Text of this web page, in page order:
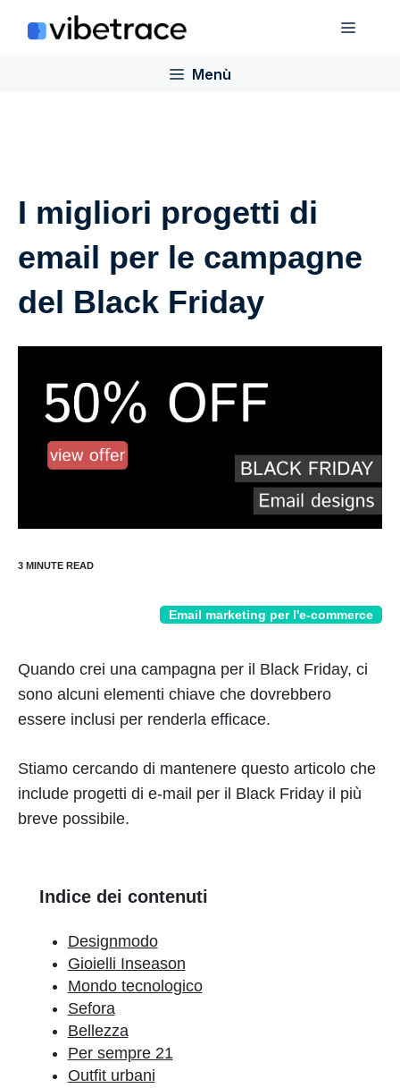
Menù
Menù
I migliori progetti di
email per le campagne
del Black Friday
Email marketing per l'e-commerce
Quando crei una campagna per il Black Friday, ci
sono alcuni elementi chiave che dovrebbero
essere inclusi per renderla efficace.
Stiamo cercando di mantenere questo articolo che
include progetti di e-mail per il Black Friday il più
breve possibile.
Indice dei contenuti
Designmodo
Gioielli Inseason
Mondo tecnologico
Sefora
Bellezza
Per sempre 21
Outfit urbani